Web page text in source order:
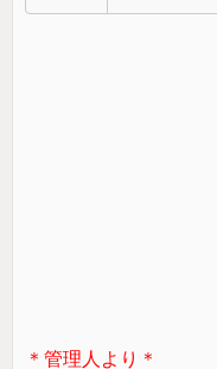
＊管理人より＊